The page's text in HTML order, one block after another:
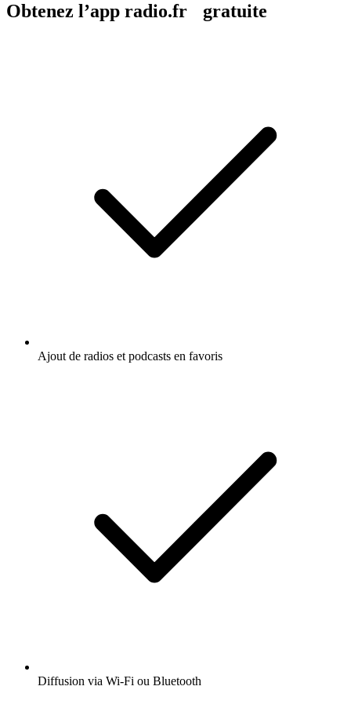
Obtenez l’app radio.fr gratuite
Ajout de radios et podcasts en favoris
Diffusion via Wi-Fi ou Bluetooth